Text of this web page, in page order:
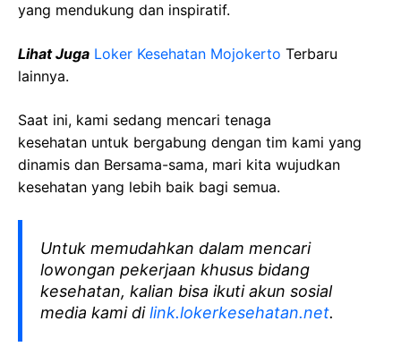
yang mendukung dan inspiratif.
Lihat Juga Loker Kesehatan Mojokerto Terbaru
lainnya.
Saat ini, kami sedang mencari tenaga
kesehatan untuk bergabung dengan tim kami yang
dinamis dan Bersama-sama, mari kita wujudkan
kesehatan yang lebih baik bagi semua.
Untuk memudahkan dalam mencari
lowongan pekerjaan khusus bidang
kesehatan, kalian bisa ikuti akun sosial
media kami dilink.lokerkesehatan.net.